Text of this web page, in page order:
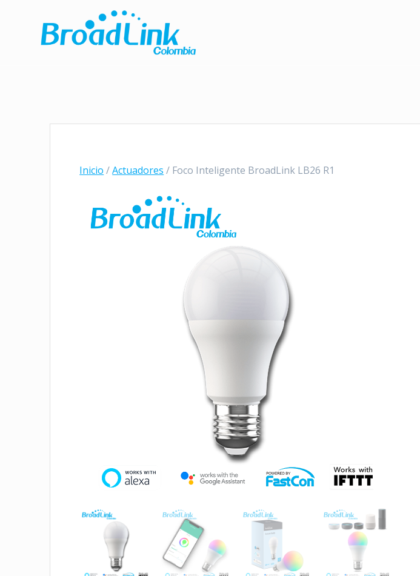
contenido
Inicio /Actuadores / Foco Inteligente BroadLink LB26 R1